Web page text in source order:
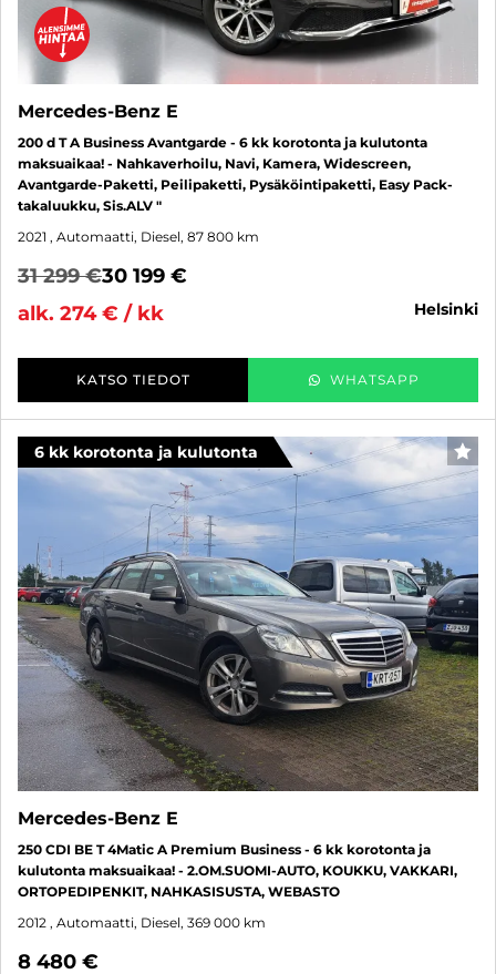
Mercedes-Benz E
200 d T A Business Avantgarde - 6 kk korotonta ja kulutonta
maksuaikaa! - Nahkaverhoilu, Navi, Kamera, Widescreen,
Avantgarde-Paketti, Peilipaketti, Pysäköintipaketti, Easy Pack-
takaluukku, Sis.ALV "
2021 , Automaatti, Diesel, 87 800 km
31 299 €30 199 €
alk. 274 € / kk
helsinki
KATSO TIEDOT WHATSAPP
6 kk korotonta ja kulutonta
Mercedes-Benz E
250 CDI BE T 4Matic A Premium Business - 6 kk korotonta ja
kulutonta maksuaikaa! - 2.OM.SUOMI-AUTO, KOUKKU, VAKKARI,
ORTOPEDIPENKIT, NAHKASISUSTA, WEBASTO
2012 , Automaatti, Diesel, 369 000 km
8 480 €